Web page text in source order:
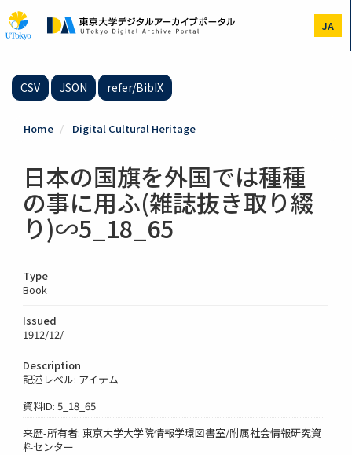
to
main
JA
CSV JSON refer/BibIX
Home Digital Cultural Heritage
日本の国旗を外国では種種
の事に用ふ(雑誌抜き取り綴
り)∽5_18_65
Type
Book
Issued
1912/12/
Description
記述レベル: アイテム
資料ID: 5_18_65
来歴-所有者: 東京大学大学院情報学環図書室/附属社会情報研究資
料センター